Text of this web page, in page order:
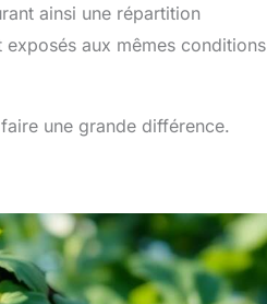
ainsi une répartition
aux mêmes conditions
une grande différence.